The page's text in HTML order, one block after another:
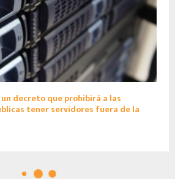
decreto que prohibirá a las
tener servidores fuera de la